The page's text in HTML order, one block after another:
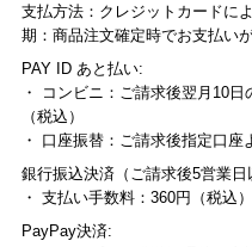
支払方法：クレジットカードに
期：商品注文確定時でお支払い
PAY ID あと払い:
・ コンビニ：ご請求後翌月10
（税込）
・ 口座振替：ご請求後指定口
銀行振込決済（ご請求後5営業日
・ 支払い手数料：360円（税込）
PayPay決済: